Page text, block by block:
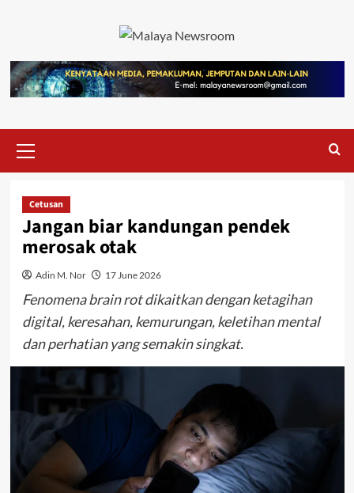
Cetusan
Jangan biar kandungan pendek
merosak otak
Adin M. Nor 17 June 2026
Fenomena brain rot dikaitkan dengan ketagihan
digital, keresahan, kemurungan, keletihan mental
dan perhatian yang semakin singkat.